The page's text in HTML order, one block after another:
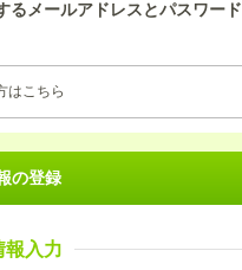
るメールアドレスとパスワード
はこちら
の登録
報入力